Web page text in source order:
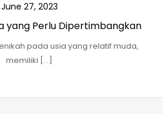
June 27, 2023
yang Perlu Dipertimbangkan
pada usia yang relatif muda,
memiliki […]